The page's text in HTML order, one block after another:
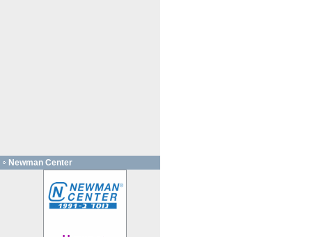
Newman Center